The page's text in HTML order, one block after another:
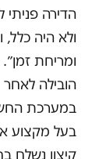
הדירה
ולא היה כלל,
ומריחת
הובילה
במערכת
בעל מקצוע
קיצון נשלח